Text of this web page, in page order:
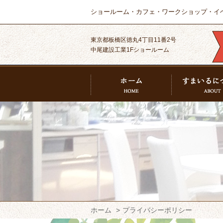
ショールーム・カフェ・ワークショップ・イ
東京都板橋区徳丸4丁目11番2号
中尾建設工業1Fショールーム
ホーム プライバシーポリシー